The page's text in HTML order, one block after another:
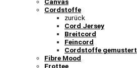
Cordstoffe
zurück
Cord Jersey
Breitcord
Feincord
Cordstoffe gemustert
Fibre Mood
Frottee